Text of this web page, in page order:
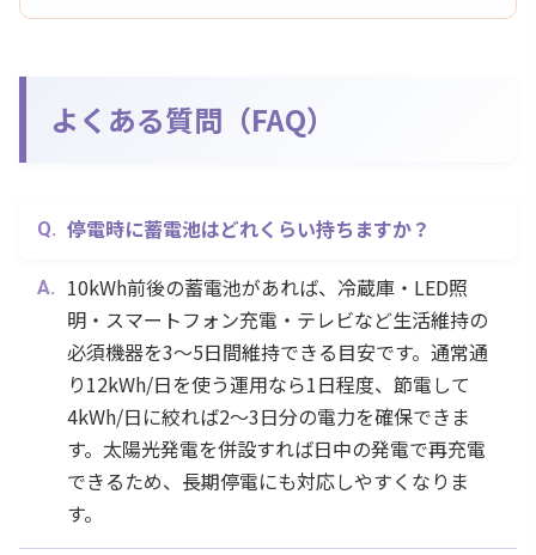
よくある質問（FAQ）
停電時に蓄電池はどれくらい持ちますか？
10kWh前後の蓄電池があれば、冷蔵庫・LED照
明・スマートフォン充電・テレビなど生活維持の
必須機器を3〜5日間維持できる目安です。通常通
り12kWh/日を使う運用なら1日程度、節電して
4kWh/日に絞れば2〜3日分の電力を確保できま
す。太陽光発電を併設すれば日中の発電で再充電
できるため、長期停電にも対応しやすくなりま
す。